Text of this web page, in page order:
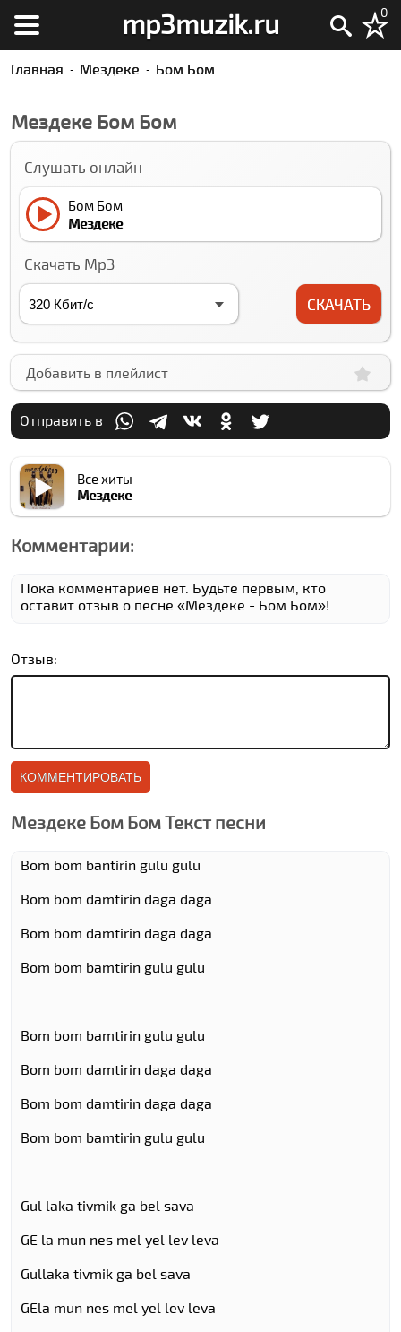
mp3muzik.ru 0
Главная Мездеке Бом Бом
Мездеке Бом Бом
Слушать онлайн
Бом Бом
Мездеке
Скачать Mp3
СКАЧАТЬ
Добавить в плейлист
Отправить в
Все хиты
Мездеке
Комментарии:
Пока комментариев нет. Будьте первым, кто
оставит отзыв о песне «Мездеке - Бом Бом»!
Отзыв:
Мездеке Бом Бом Текст песни
Bom bom bantirin gulu gulu
Bom bom damtirin daga daga
Bom bom damtirin daga daga
Bom bom bamtirin gulu gulu
Bom bom bamtirin gulu gulu
Bom bom damtirin daga daga
Bom bom damtirin daga daga
Bom bom bamtirin gulu gulu
Gul laka tivmik ga bel sava
GE la mun nes mel yel lev leva
Gullaka tivmik ga bel sava
GEla mun nes mel yel lev leva